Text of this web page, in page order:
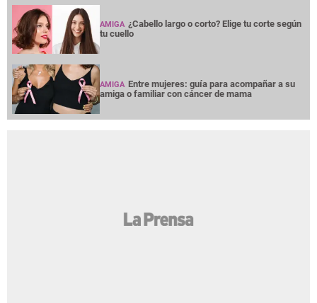
AMIGA ¿Cabello largo o corto? Elige tu corte según
tu cuello
AMIGA Entre mujeres: guía para acompañar a su
amiga o familiar con cáncer de mama